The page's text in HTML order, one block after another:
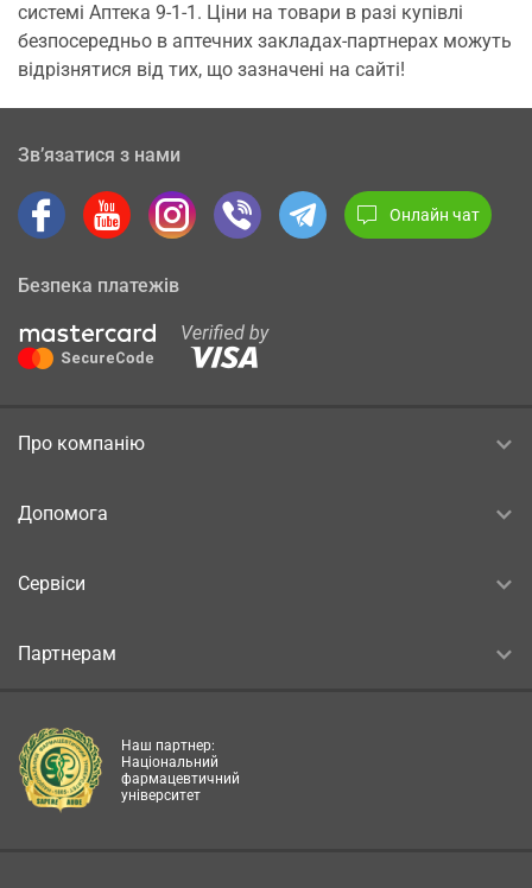
системі Аптека 9-1-1. Ціни на товари в разі купівлі
безпосередньо в аптечних закладах-партнерах можуть
відрізнятися від тих, що зазначені на сайті!
Зв’язатися з нами
Онлайн чат
Безпека платежів
Про компанію
Допомога
Сервіси
Партнерам
Наш партнер:
Національний
фармацевтичний
університет